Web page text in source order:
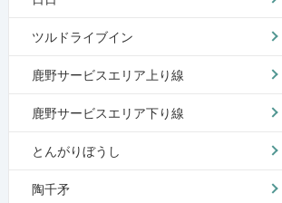
ツルドライブイン
鹿野サービスエリア上り線
鹿野サービスエリア下り線
とんがりぼうし
陶千矛